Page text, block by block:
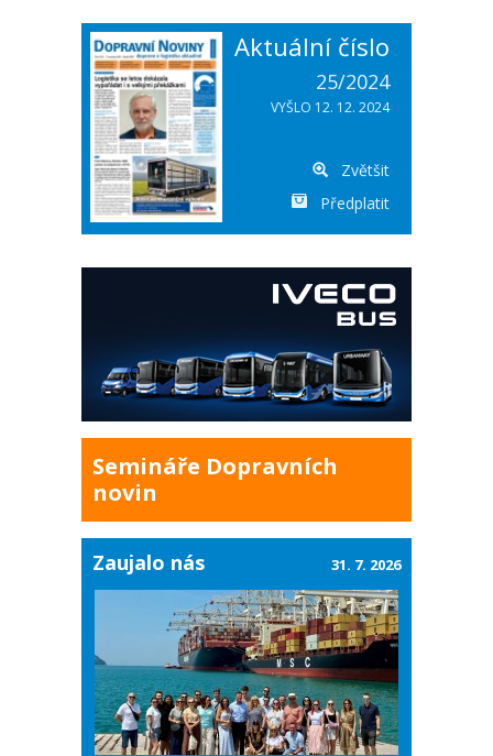
Aktuální číslo
25/2024
VYŠLO 12. 12. 2024
Zvětšit
Předplatit
Semináře Dopravních
novin
Zaujalo nás 31. 7. 2026